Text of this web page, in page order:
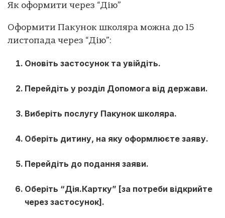
Як оформити через “Дію”
Оформити Пакунок школяра можна до 15
листопада через “Дію”:
Оновіть застосунок та увійдіть.
Перейдіть у розділ Допомога від держави.
Виберіть послугу Пакунок школяра.
Оберіть дитину, на яку оформлюєте заяву.
Перейдіть до подання заяви.
Оберіть “Дія.Картку” [за потреби відкрийте
через застосунок].